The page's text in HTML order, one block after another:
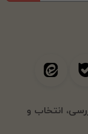
انتخاب و